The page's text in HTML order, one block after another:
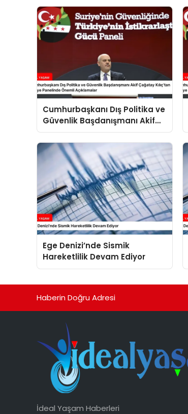
Cumhurbaşkanı Dış Politika ve
Güvenlik Başdanışmanı Akif
Çağatay Kılıç’tan Suriye
Panelinde Önemli Açıklamalar
Ege Denizi’nde Sismik
Hareketlilik Devam Ediyor
Haberin Doğru Adresi
İdeal Yaşam Haberleri